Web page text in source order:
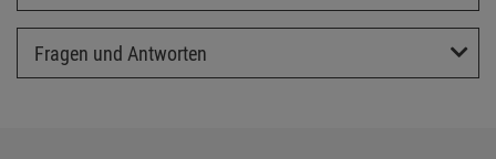
Fragen und Antworten